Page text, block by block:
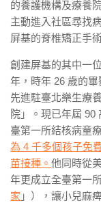
的養護機構及療養
主動進入社區尋找
屏基的脊椎矯正手
創建屏基的其中一
年，時年 26 歲的
先進駐臺北樂生療
院」。現已年屆 90
臺第一所結核病童
為 4 千多個孩子免
苗接種。 他同時從
年更成立全臺第一
家 」），讓小兒麻